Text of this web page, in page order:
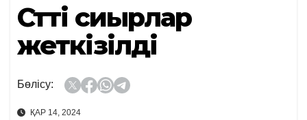
Сүтті сиырлар
жеткізілді
Бөлісу:
ҚАР 14, 2024